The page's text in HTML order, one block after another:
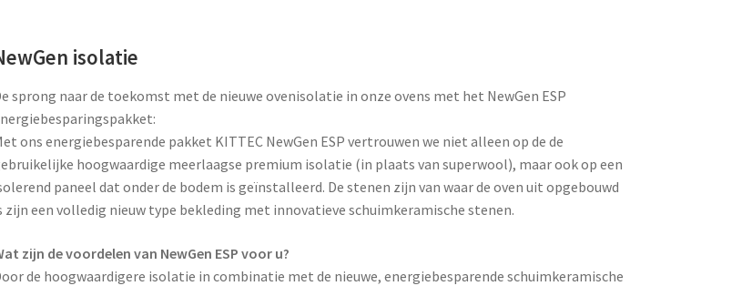
isolatie
sprong naar de toekomst met de nieuwe ovenisolatie in onze ovens met het NewGen ESP
ons energiebesparende pakket KITTEC NewGen ESP vertrouwen we niet alleen op de de
hoogwaardige meerlaagse premium isolatie (in plaats van superwool), maar ook op een
paneel dat onder de bodem is geïnstalleerd. De stenen zijn van waar de oven uit opgebouwd
zijn een volledig nieuw type bekleding met innovatieve schuimkeramische stenen.
zijn de voordelen van NewGen ESP voor u?
de hoogwaardigere isolatie in combinatie met de nieuwe, energiebesparende schuimkeramische